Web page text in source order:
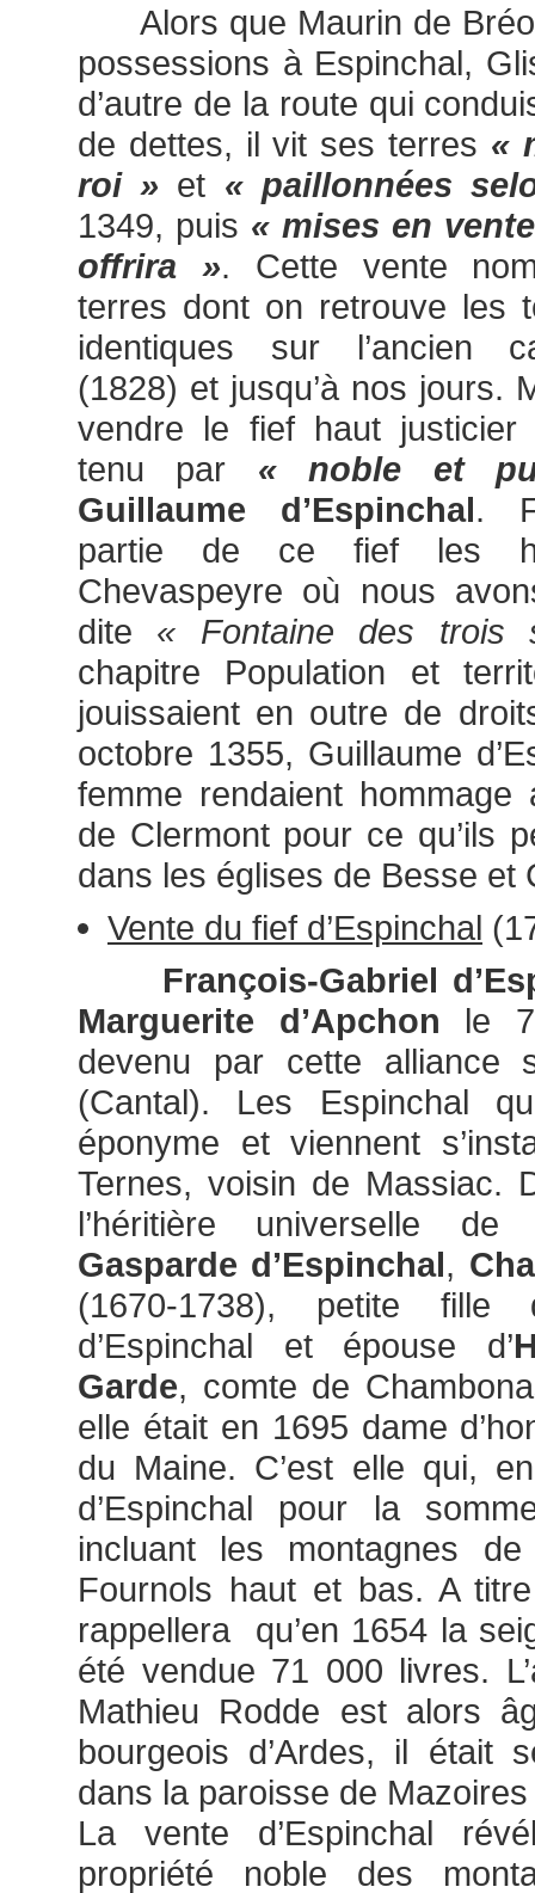
Alors que Maurin de
possessions à Espinchal,
d’autre de la route qui
de dettes, il vit ses terres «
roi » et « paillonnées
1349, puis « mises en
offrira ». Cette vente
terres dont on retrouve les
identiques sur l’ancien
(1828) et jusqu’à nos jours.
vendre le fief haut justicier
tenu par « noble et
Guillaume d’Espinchal.
partie de ce fief les
Chevaspeyre où nous
dite « Fontaine des trois
chapitre Population et
jouissaient en outre de
octobre 1355, Guillaume
femme rendaient hommage
de Clermont pour ce qu’ils
dans les églises de Besse et
Vente du fief d’Espinchal
François-Gabriel
Marguerite d’Apchon le 7
devenu par cette alliance
(Cantal). Les Espinchal
éponyme et viennent
Ternes, voisin de Massiac.
l’héritière universelle
Gasparde d’Espinchal,
(1670-1738), petite fille
d’Espinchal et épouse d’
Garde, comte de
elle était en 1695 dame
du Maine. C’est elle qui,
d’Espinchal pour la
incluant les montagnes
Fournols haut et bas. A
rappellera qu’en 1654 la
été vendue 71 000 livres.
Mathieu Rodde est alors
bourgeois d’Ardes, il était
dans la paroisse de
La vente d’Espinchal
propriété noble des